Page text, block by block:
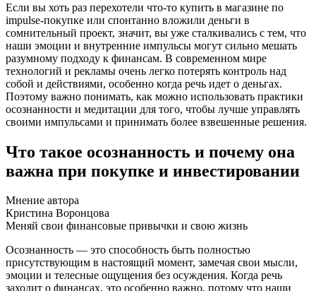
Если вы хоть раз перехотели что-то купить в магазине по
impulse-покупке или спонтанно вложили деньги в
сомнительный проект, значит, вы уже сталкивались с тем, что
наши эмоции и внутренние импульсы могут сильно мешать
разумному подходу к финансам. В современном мире
технологий и рекламы очень легко потерять контроль над
собой и действиями, особенно когда речь идет о деньгах.
Поэтому важно понимать, как можно использовать практики
осознанности и медитации для того, чтобы лучше управлять
своими импульсами и принимать более взвешенные решения.
Что такое осознанность и почему она
важна при покупке и инвестировании
Мнение автора
Кристина Воронцова
Меняй свои финансовые привычки и свою жизнь
Осознанность — это способность быть полностью
присутствующим в настоящий момент, замечая свои мысли,
эмоции и телесные ощущения без осуждения. Когда речь
заходит о финансах, это особенно важно, потому что наши